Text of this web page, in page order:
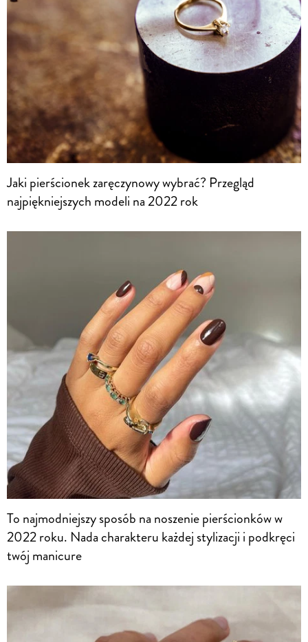
Jaki pierścionek zaręczynowy wybrać? Przegląd
najpiękniejszych modeli na 2022 rok
To najmodniejszy sposób na noszenie pierścionków w
2022 roku. Nada charakteru każdej stylizacji i podkręci
twój manicure